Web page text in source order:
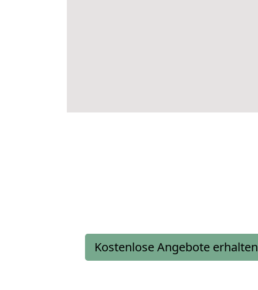
Kostenlose Angebote erhalten